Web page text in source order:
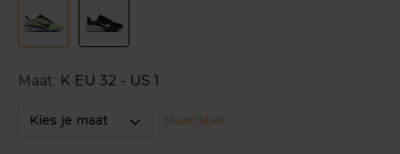
Ademend bovenwerk
Het bovenwerk van de Pegasus 42 is ademend en
zacht, nog meer dan in de vorige versies van deze
Maat: K EU 32 - US 1
Kies je maat Maattabel